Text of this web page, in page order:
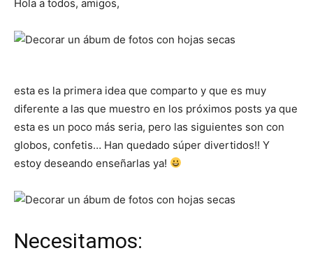
Hola a todos, amigos,
esta es la primera idea que comparto y que es muy
diferente a las que muestro en los próximos posts ya que
esta es un poco más seria, pero las siguientes son con
globos, confetis… Han quedado súper divertidos!! Y
estoy deseando enseñarlas ya!
Necesitamos: